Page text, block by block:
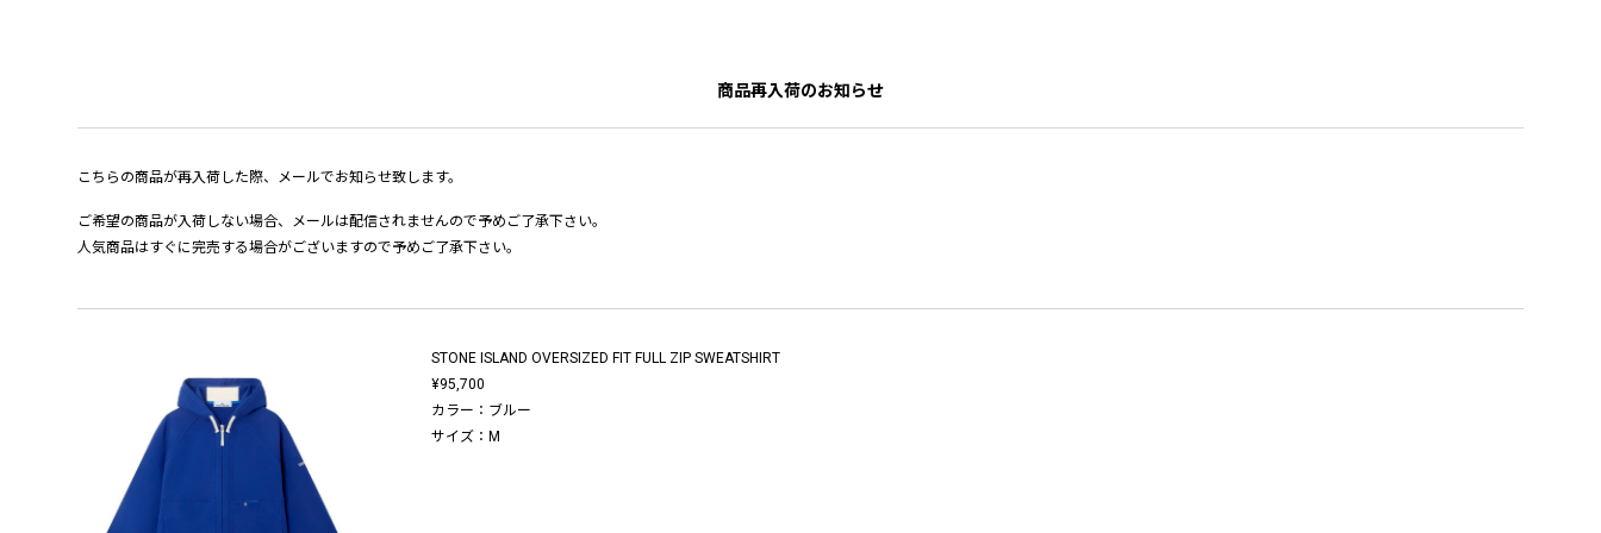
商品再入荷のお知らせ
こちらの商品が再入荷した際、メールでお知らせ致します。
ご希望の商品が入荷しない場合、メールは配信されませんので予めご了承下さい。
人気商品はすぐに完売する場合がございますので予めご了承下さい。
STONE ISLAND OVERSIZED FIT FULL ZIP SWEATSHIRT
¥95,700
カラー：ブルー
サイズ：M